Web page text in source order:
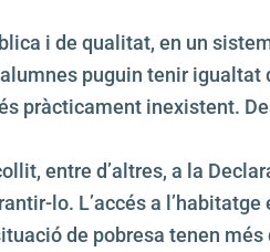
i de qualitat, en un
puguin tenir
pràcticament inexistent.
entre d’altres, a la
lo. L’accés a
de pobresa tenen